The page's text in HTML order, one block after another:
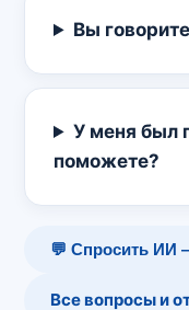
Вы
У меня был
поможете?
💬 Спросить ИИ
Все вопросы и